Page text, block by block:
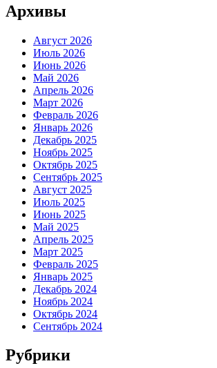
Архивы
Август 2026
Июль 2026
Июнь 2026
Май 2026
Апрель 2026
Март 2026
Февраль 2026
Январь 2026
Декабрь 2025
Ноябрь 2025
Октябрь 2025
Сентябрь 2025
Август 2025
Июль 2025
Июнь 2025
Май 2025
Апрель 2025
Март 2025
Февраль 2025
Январь 2025
Декабрь 2024
Ноябрь 2024
Октябрь 2024
Сентябрь 2024
Рубрики